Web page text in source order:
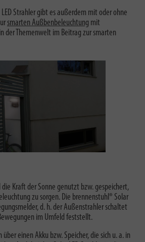
Strahler gibt es außerdem mit oder ohne
smarten Außbenbeleuchtung mit
der Themenwelt im Beitrag zur smarten
Kraft der Sonne genutzt bzw. gespeichert,
zu sorgen. Die brennenstuhl® Solar
d. h. der Außenstrahler schaltet
im Umfeld feststellt.
über einen Akku bzw. Speicher, die sich u. a. in